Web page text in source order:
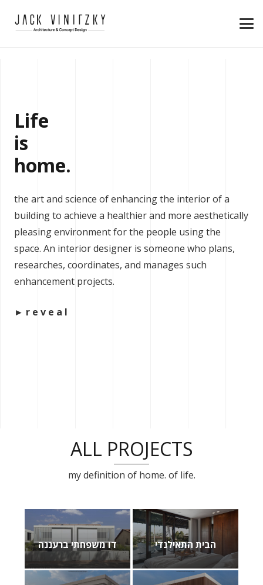
Life
is
home.
the art and science of enhancing the interior of a
building to achieve a healthier and more aesthetically
pleasing environment for the people using the
space. An interior designer is someone who plans,
researches, coordinates, and manages such
enhancement projects.
► r e v e a l
ALL PROJECTS
my definition of home. of life.
דו משפחתי ברעננה הבית התאילנדי